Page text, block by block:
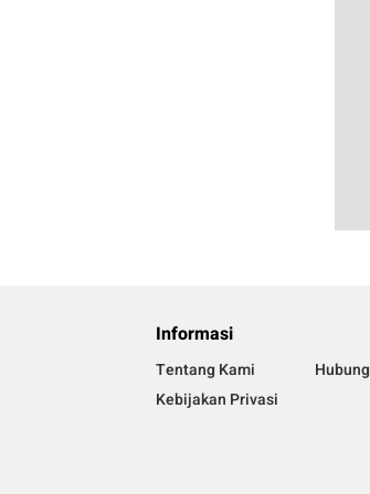
Informasi
Tentang Kami
Kebijakan Privasi